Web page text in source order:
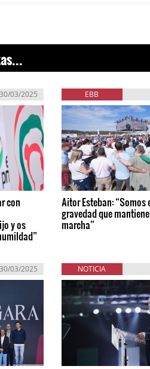
30/03/2025
con
y os
EBB
Aitor Esteban: “Somos
gravedad que
marcha”
30/03/2025 NOTICIA